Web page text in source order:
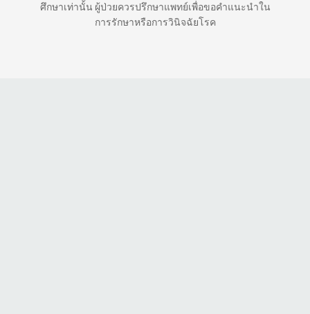
ศึกษาเท่านั้น ผู้ป่วยควรปรึกษาแพทย์เพื่อขอคำแนะนำใน
การรักษาหรือการวินิจฉัยโรค